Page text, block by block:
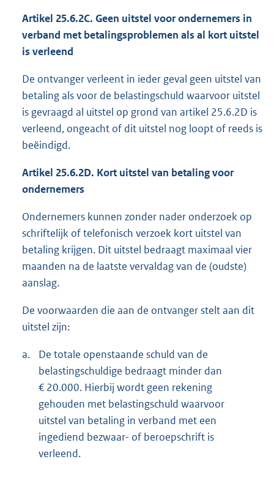
Artikel 25.6.2C. Geen uitstel voor ondernemers in
verband met betalingsproblemen als al kort uitstel
is verleend
De ontvanger verleent in ieder geval geen uitstel van
betaling als voor de belastingschuld waarvoor uitstel
is gevraagd al uitstel op grond van artikel 25.6.2D is
verleend, ongeacht of dit uitstel nog loopt of reeds is
beëindigd.
Artikel 25.6.2D. Kort uitstel van betaling voor
ondernemers
Ondernemers kunnen zonder nader onderzoek op
schriftelijk of telefonisch verzoek kort uitstel van
betaling krijgen. Dit uitstel bedraagt maximaal vier
maanden na de laatste vervaldag van de (oudste)
aanslag.
De voorwaarden die aan de ontvanger stelt aan dit
uitstel zijn:
a.
De totale openstaande schuld van de
belastingschuldige bedraagt minder dan
€ 20.000. Hierbij wordt geen rekening
gehouden met belastingschuld waarvoor
uitstel van betaling in verband met een
ingediend bezwaar- of beroepschrift is
verleend.